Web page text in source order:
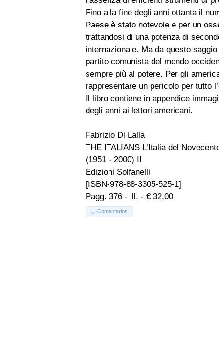
Fino alla fine degli anni ottanta il
Paese è stato notevole e per un
trattandosi di una potenza di
internazionale. Ma da questo
partito comunista del mondo
sempre più al potere. Per gli
rappresentare un pericolo per tutto
Il libro contiene in appendice
degli anni ai lettori americani.
Fabrizio Di Lalla
THE ITALIANS L’Italia del
(1951 - 2000) II
Edizioni Solfanelli
[ISBN-978-88-3305-525-1]
Pagg. 376 - ill. - € 32,00
Comentarios